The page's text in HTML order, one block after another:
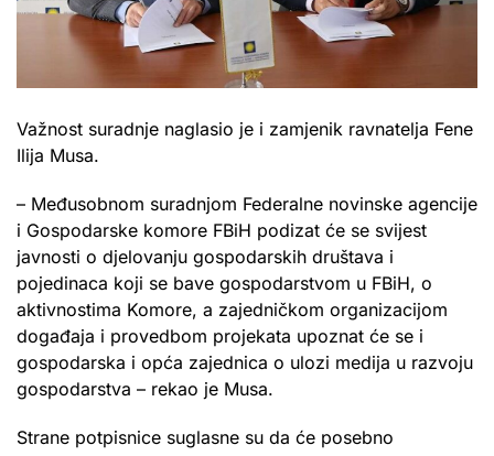
Važnost suradnje naglasio je i zamjenik ravnatelja Fene
Ilija Musa.
– Međusobnom suradnjom Federalne novinske agencije
i Gospodarske komore FBiH podizat će se svijest
javnosti o djelovanju gospodarskih društava i
pojedinaca koji se bave gospodarstvom u FBiH, o
aktivnostima Komore, a zajedničkom organizacijom
događaja i provedbom projekata upoznat će se i
gospodarska i opća zajednica o ulozi medija u razvoju
gospodarstva – rekao je Musa.
Strane potpisnice suglasne su da će posebno